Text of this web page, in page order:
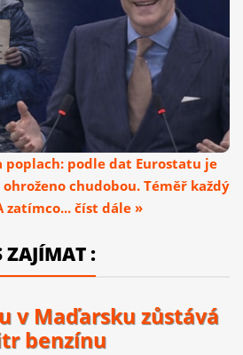
poplach: podle dat Eurostatu je
chudobou. Téměř každý
zatímco... číst dále »
ZAJÍMAT :
v Maďarsku zůstává
benzínu